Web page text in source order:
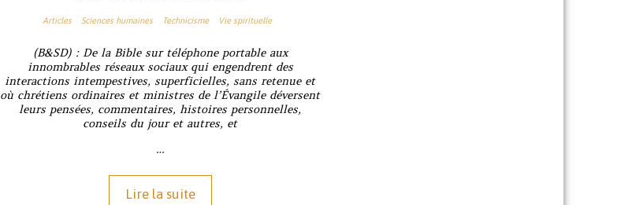
Articles Sciences humaines Technicisme Vie spirituelle
(B&SD) : De la Bible sur téléphone portable aux
innombrables réseaux sociaux qui engendrent des
interactions intempestives, superficielles, sans retenue et
où chrétiens ordinaires et ministres de l’Évangile déversent
leurs pensées, commentaires, histoires personnelles,
conseils du jour et autres, et
…
Lire la suite